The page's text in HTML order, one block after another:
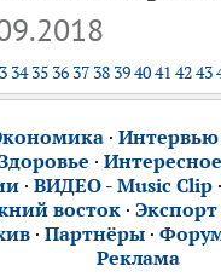
34 35 36 37 38 394041 4243
· Интервью
· Интересное
· ВИДЕО - Music Clip
восток ·
· Партнёры·
Реклама